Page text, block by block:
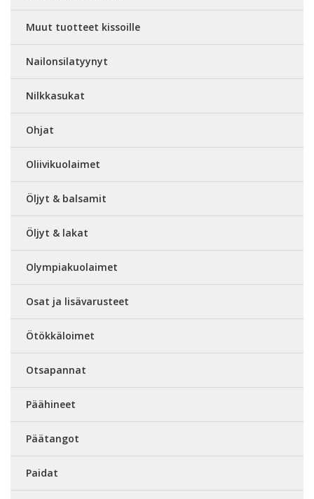
Muut tuotteet kissoille
Nailonsilatyynyt
Nilkkasukat
Ohjat
Oliivikuolaimet
Öljyt & balsamit
Öljyt & lakat
Olympiakuolaimet
Osat ja lisävarusteet
Ötökkäloimet
Otsapannat
Päähineet
Päätangot
Paidat